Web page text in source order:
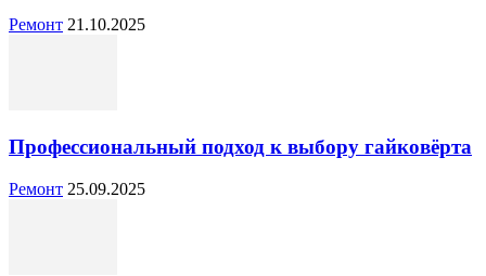
Ремонт 21.10.2025
Профессиональный подход к выбору гайковёрта
Ремонт 25.09.2025